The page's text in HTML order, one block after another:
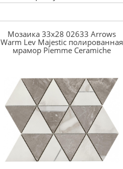
Мозаика 33x28 02633 Arrows
Warm Lev Majestic полированная
мрамор Piemme Ceramiche